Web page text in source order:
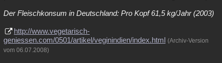
Der Fleischkonsum in Deutschland: Pro Kopf 61,5 kg/Jahr (2003)
http://www.vegetarisch-
geniessen.com/0501/artikel/veginindien/index.html (Archiv-Version
vom 06.07.2008)